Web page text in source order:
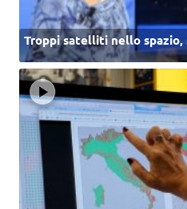
Troppi satelliti nello spazio,